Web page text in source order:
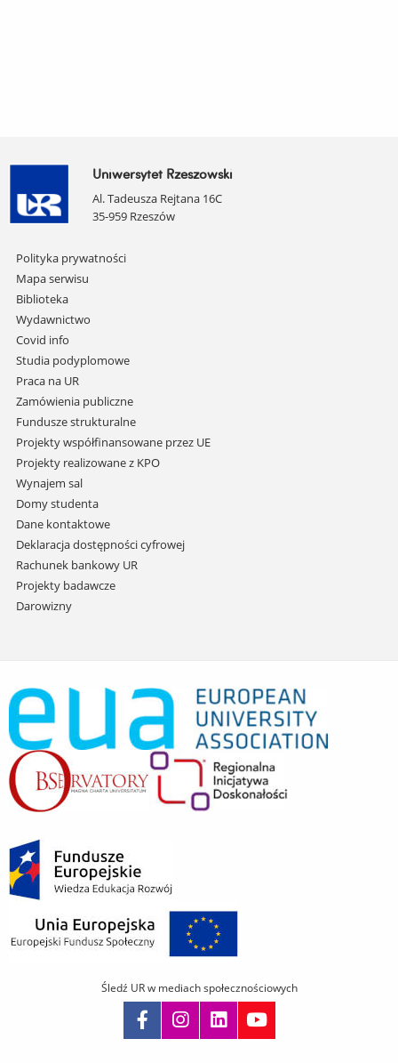
Uniwersytet Rzeszowski
Al. Tadeusza Rejtana 16C
35-959 Rzeszów
Pomiń
nawigację
i
przejdź
do
treści
Polityka prywatności
Mapa serwisu
Biblioteka
Wydawnictwo
Covid info
Studia podyplomowe
Praca na UR
Zamówienia publiczne
Fundusze strukturalne
Projekty współfinansowane przez UE
Projekty realizowane z KPO
Wynajem sal
Domy studenta
Dane kontaktowe
Deklaracja dostępności cyfrowej
Rachunek bankowy UR
Projekty badawcze
Darowizny
Śledź UR w mediach społecznościowych